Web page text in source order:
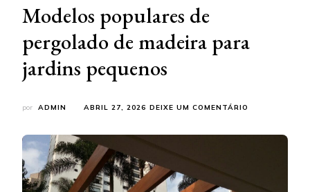
Modelos populares de
pergolado de madeira para
jardins pequenos
por ADMIN ABRIL 27, 2026 DEIXE UM COMENTÁRIO